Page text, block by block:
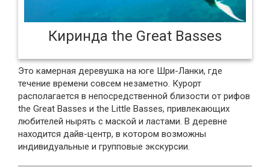
Киринда the Great Basses
Это камерная деревушка на юге Шри-Ланки, где
течение времени совсем незаметно. Курорт
располагается в непосредственной близости от рифов
the Great Basses и the Little Basses, привлекающих
любителей нырять с маской и ластами. В деревне
находится дайв-центр, в котором возможны
индивидуальные и групповые экскурсии.